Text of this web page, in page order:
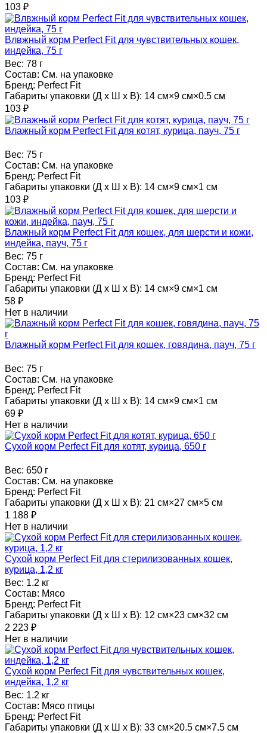
103 ₽
Влвжный корм Perfect Fit для чувствительных кошек,
индейка, 75 г
Вес: 78 г
Состав: См. на упаковке
Бренд: Perfect Fit
Габариты упаковки (Д х Ш х В): 14 см×9 см×0.5 см
103 ₽
Влажный корм Perfect Fit для котят, курица, пауч, 75 г
Вес: 75 г
Состав: См. на упаковке
Бренд: Perfect Fit
Габариты упаковки (Д х Ш х В): 14 см×9 см×1 см
103 ₽
Влажный корм Perfect Fit для кошек, для шерсти и кожи,
индейка, пауч, 75 г
Вес: 75 г
Состав: См. на упаковке
Бренд: Perfect Fit
Габариты упаковки (Д х Ш х В): 14 см×9 см×1 см
58 ₽
Нет в наличии
Влажный корм Perfect Fit для кошек, говядина, пауч, 75 г
Вес: 75 г
Состав: См. на упаковке
Бренд: Perfect Fit
Габариты упаковки (Д х Ш х В): 14 см×9 см×1 см
69 ₽
Нет в наличии
Сухой корм Perfect Fit для котят, курица, 650 г
Вес: 650 г
Состав: См. на упаковке
Бренд: Perfect Fit
Габариты упаковки (Д х Ш х В): 21 см×27 см×5 см
1 188 ₽
Нет в наличии
Сухой корм Perfect Fit для стерилизованных кошек,
курица, 1,2 кг
Вес: 1.2 кг
Состав: Мясо
Бренд: Perfect Fit
Габариты упаковки (Д х Ш х В): 12 см×23 см×32 см
2 223 ₽
Нет в наличии
Сухой корм Perfect Fit для чувствительных кошек,
индейка, 1,2 кг
Вес: 1.2 кг
Состав: Мясо птицы
Бренд: Perfect Fit
Габариты упаковки (Д х Ш х В): 33 см×20.5 см×7.5 см